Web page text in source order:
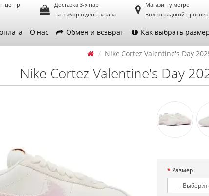
центр
Доставка 3-х пар
на выбор в день заказа
Магазин у метро
Волгоградский
О нас Обмен и возврат Как выбрать размер
Nike Cortez Valentine's Day
Nike Cortez Valentine's Day
Размер